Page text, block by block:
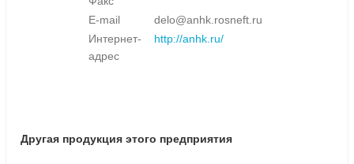
E-mail
delo@anhk.rosneft.ru
Интернет-
адрес
http://anhk.ru/
Другая продукция этого предприятия